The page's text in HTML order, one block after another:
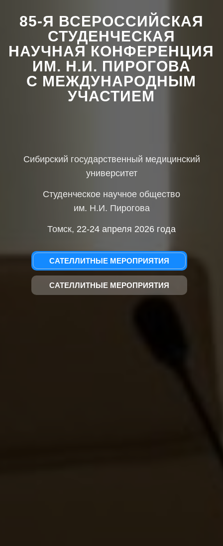
85-Я ВСЕРОССИЙСКАЯ
СТУДЕНЧЕСКАЯ
НАУЧНАЯ КОНФЕРЕНЦИЯ
ИМ. Н.И. ПИРОГОВА
С МЕЖДУНАРОДНЫМ
УЧАСТИЕМ
Сибирский государственный медицинский
университет
Студенческое научное общество
им. Н.И. Пирогова
Томск, 22-24 апреля 2026 года
САТЕЛЛИТНЫЕ МЕРОПРИЯТИЯ
САТЕЛЛИТНЫЕ МЕРОПРИЯТИЯ